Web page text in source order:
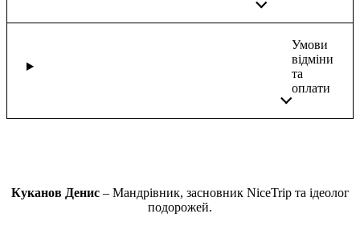
Умови
відміни
та
оплати
Куканов Денис– Мандрівник, засновник NiceTrip та ідеолог
подорожей.